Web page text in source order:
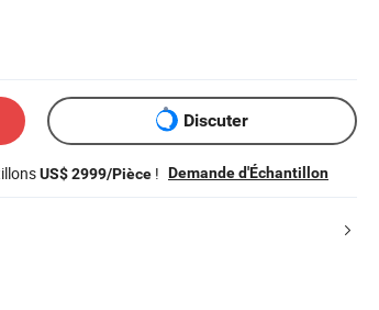
Discuter
US$ 2999/Pièce ! Demande d'Échantillon